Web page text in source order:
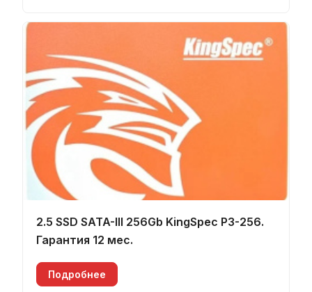
2.5 SSD SATA-III 256Gb KingSpec P3-256.
Гарантия 12 мес.
Подробнее